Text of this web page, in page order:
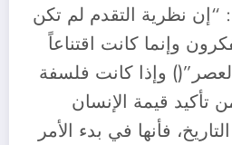
نظرية التقدم لم تكن
وإنما كانت اقتناعاً
وإذا كانت فلسفة
تأكيد قيمة الإنسان
فأنها في بدء الأمر